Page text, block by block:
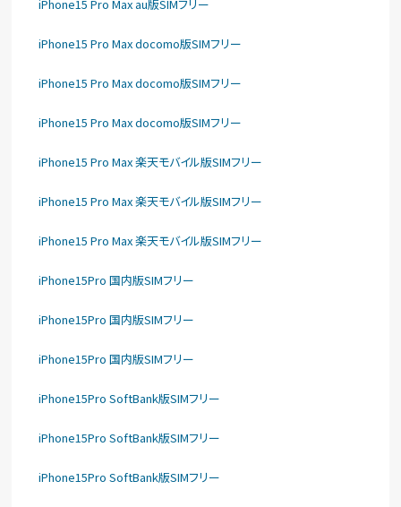
iPhone15 Pro Max au版SIMフリー
iPhone15 Pro Max docomo版SIMフリー
iPhone15 Pro Max docomo版SIMフリー
iPhone15 Pro Max docomo版SIMフリー
iPhone15 Pro Max 楽天モバイル版SIMフリー
iPhone15 Pro Max 楽天モバイル版SIMフリー
iPhone15 Pro Max 楽天モバイル版SIMフリー
iPhone15Pro 国内版SIMフリー
iPhone15Pro 国内版SIMフリー
iPhone15Pro 国内版SIMフリー
iPhone15Pro SoftBank版SIMフリー
iPhone15Pro SoftBank版SIMフリー
iPhone15Pro SoftBank版SIMフリー